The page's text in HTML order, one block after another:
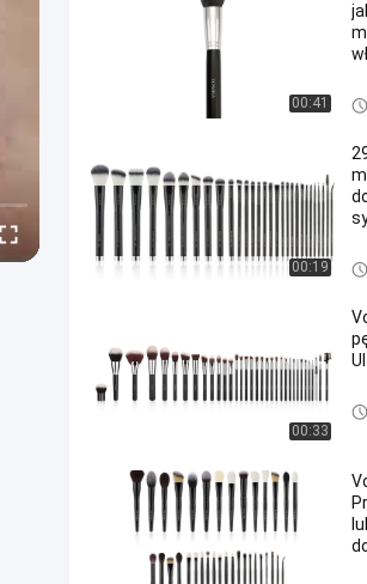
00:41
00:19
00:33